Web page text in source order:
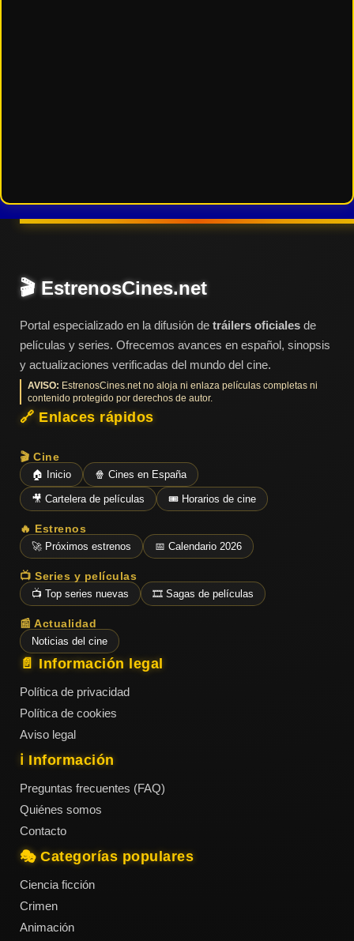
🎬 EstrenosCines.net
Portal especializado en la difusión de tráilers oficiales de
películas y series. Ofrecemos avances en español, sinopsis
y actualizaciones verificadas del mundo del cine.
AVISO: EstrenosCines.net no aloja ni enlaza películas completas ni
contenido protegido por derechos de autor.
🔗 Enlaces rápidos
🎬 Cine
🏠 Inicio 🍿 Cines en España
🎥 Cartelera de películas 🎟️ Horarios de cine
🔥 Estrenos
🚀 Próximos estrenos 📅 Calendario 2026
📺 Series y películas
📺 Top series nuevas 🎞️ Sagas de películas
📰 Actualidad
Noticias del cine
📄 Información legal
Política de privacidad
Política de cookies
Aviso legal
ℹ️ Información
Preguntas frecuentes (FAQ)
Quiénes somos
Contacto
🎭 Categorías populares
Ciencia ficción
Crimen
Animación